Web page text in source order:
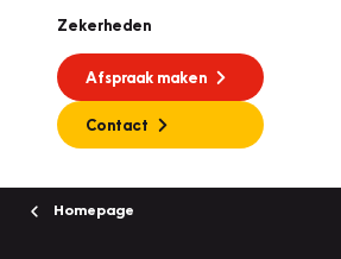
Zekerheden
Afspraak maken
Contact
Homepage